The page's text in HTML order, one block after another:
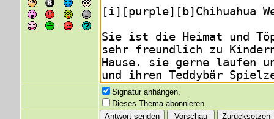
Signatur anhängen.
Dieses Thema abonnieren.